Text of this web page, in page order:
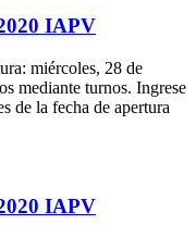
IAPV
miércoles, 28 de
mediante turnos. Ingrese
de la fecha de apertura
IAPV